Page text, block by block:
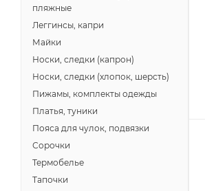
пляжные
Леггинсы, капри
Майки
Носки, следки (капрон)
Носки, следки (хлопок, шерсть)
Пижамы, комплекты одежды
Платья, туники
Пояса для чулок, подвязки
Сорочки
Термобелье
Тапочки